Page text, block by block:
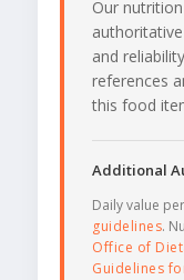
Our
and
references
this food
Additional
Daily value
guidelines.
Office of
Guidelines